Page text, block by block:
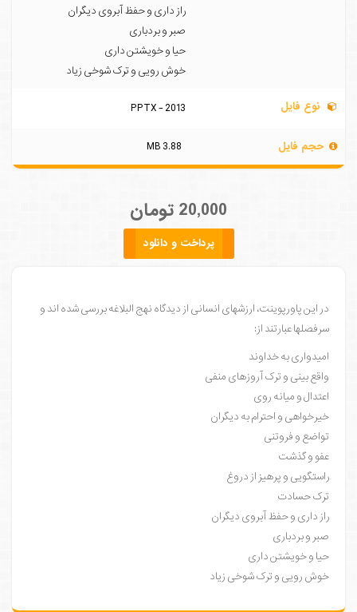
راز داری و حفظ آبروی دیگران
صبر و بردباری
حیا و خویشتن داری
خوش رویی و ترک شوخی زیاد
نوع فایل PPTX - 2013
حجم فایل 3.88 MB
20,000 تومان
پرداخت و دانلود
در این پاورپوینت، ارزشهای انسانی از دیدگاه نهج البلاغه بررسی شده اند و
سرفصلها عبارتند از:
امیدواری به خداوند
واقع بینی و ترک آروزهای منفی
اعتدال و میانه روی
خیرخواهی و احترام به دیگران
تواضع و فروتنی
عفو و گذشت
راستگویی و پرهیز از دروغ
ترک حسادت
راز داری و حفظ آبروی دیگران
صبر و بردباری
حیا و خویشتن داری
خوش رویی و ترک شوخی زیاد